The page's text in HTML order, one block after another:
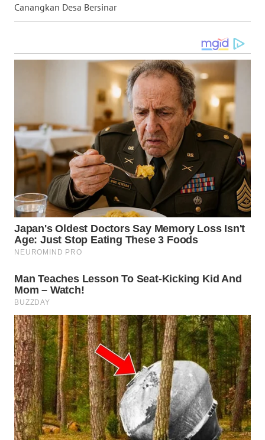
Canangkan Desa Bersinar
TOBA
WN
LANGKAT
WN
TAPANULI
SELATAN
WN
TANJUNG
WN
KARO
WN
SIMALUNGUN
WN
LABUHANBATU
WN
TAPANULI